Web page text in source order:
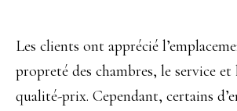
Les clients ont apprécié
propreté des chambres, le service
qualité-prix. Cependant, certains